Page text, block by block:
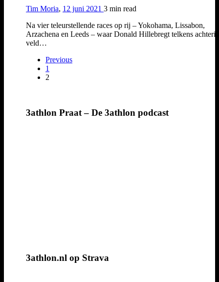
Tim Moria, 12 juni 2021 3 min read
Na vier teleurstellende races op rij – Yokohama, Lissabon,
Arzachena en Leeds – waar Donald Hillebregt telkens
veld…
Previous
1
2
3athlon Praat – De 3athlon podcast
3athlon.nl op Strava